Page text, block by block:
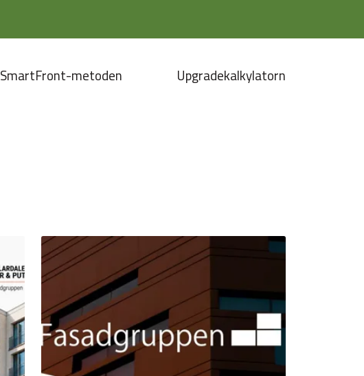
SmartFront-metoden Upgradekalkylatorn